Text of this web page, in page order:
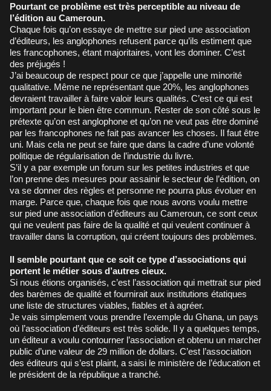
Pourtant ce problème est très perceptible au niveau de
l’édition au Cameroun.
Chaque fois qu’on essaye de mettre sur pied une association
d’éditeurs, les anglophones refusent parce qu’ils estiment que
les francophones, étant majoritaires, vont les dominer. C’est
des préjugés !
J’ai beaucoup de respect pour ce que j’appelle une minorité
qualitative. Même ne représentant que 20%, les anglophones
devraient travailler à faire valoir leurs qualités. C’est ce qui est
important pour le bien être commun. Rester de son côté sous le
prétexte qu’on est anglophone et qu’on ne veut pas être dominé
par les francophones ne fait pas avancer les choses. Il faut être
uni. Mais cela ne peut se faire que dans la cadre d’une volonté
politique de régularisation de l’industrie du livre.
S’il y a par exemple un forum sur les petites industries et que
l’on prenne des mesures pour assainir le secteur de l’édition, on
va se donner des règles et personne ne pourra plus évoluer en
marge. Parce que, chaque fois que nous avons voulu mettre
sur pied une association d’éditeurs au Cameroun, ce sont ceux
qui ne veulent pas faire de la qualité et qui veulent continuer à
travailler dans la corruption, qui créent toujours des problèmes.
Il semble pourtant que ce soit ce type d’associations qui
portent le métier sous d’autres cieux.
Si nous étions organisés, c’est l’association qui mettrait sur pied
des barèmes de qualité et fournirait aux institutions étatiques
une liste de structures viables, fiables et à agréer.
Je vais simplement vous prendre l’exemple du Ghana, un pays
où l’association d’éditeurs est très solide. Il y a quelques temps,
un éditeur a voulu contourner l’association et obtenu un marcher
public d’une valeur de 29 million de dollars. C’est l’association
des éditeurs qui s’est plaint, a saisi le ministère de l’éducation et
le président de la république a tranché.